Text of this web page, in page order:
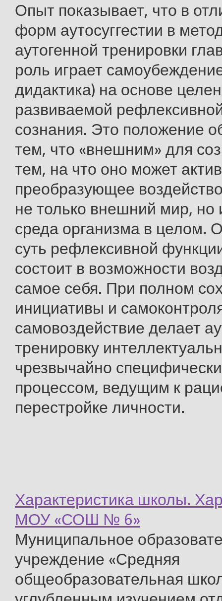
Опыт показывает, что в
форм аутосуггестии в
аутогенной тренировки
роль играет
дидактика) на основе
развиваемой
сознания. Это положение
тем, что «внешним» для
тем, на что оно может
преобразующее
не только внешний мир, но
среда организма в целом.
суть рефлексивной
состоит в возможности
самое себя. При полном
инициативы и
самовоздействие делает
тренировку
чрезвычайно
процессом, ведущим к
перестройке личности.
Характеристика школы.
МОУ «СОШ № 6»
Муниципальное
учреждение «Средняя
общеобразовательная